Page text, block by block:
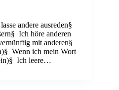
andere ausreden§
Ich höre anderen
mit anderen§
Wenn ich mein Wort
Ich leere…